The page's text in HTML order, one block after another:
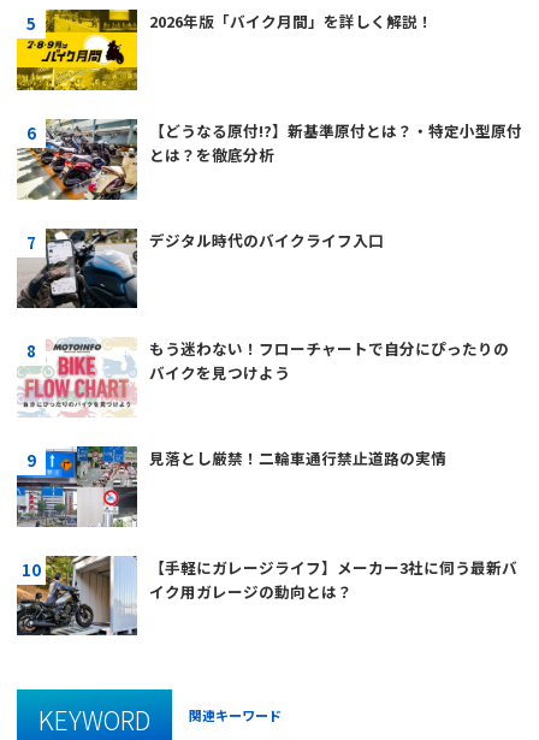
2026年版「バイク月間」を詳しく解説！
【どうなる原付!?】新基準原付とは？・特定小型原付
とは？を徹底分析
デジタル時代のバイクライフ入口
もう迷わない！フローチャートで自分にぴったりの
バイクを見つけよう
見落とし厳禁！二輪車通行禁止道路の実情
【手軽にガレージライフ】メーカー3社に伺う最新バ
イク用ガレージの動向とは？
KEYWORD 関連キーワード